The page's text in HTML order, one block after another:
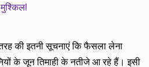
की इतनी सूचनाएं कि फैसला लेना
के जून तिमाही के नतीजे आ रहे हैं। इसी